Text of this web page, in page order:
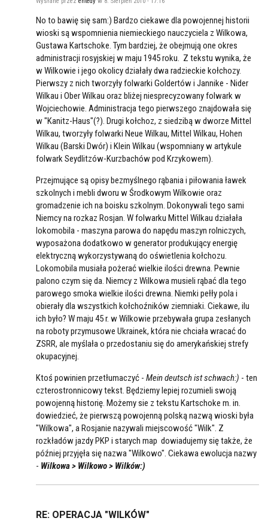
No to bawię się sam:) Bardzo ciekawe dla powojennej historii
wioski są wspomnienia niemieckiego nauczyciela z Wilkowa,
Gustawa Kartschoke. Tym bardziej, że obejmują one okres
administracji rosyjskiej w maju 1945 roku. Z tekstu wynika, że
w Wilkowie i jego okolicy działały dwa radzieckie kołchozy.
Pierwszy z nich tworzyły folwarki Goldertów i Jannike - Nider
Wilkau i Ober Wilkau oraz bliżej niesprecyzowany folwark w
Wojciechowie. Administracja tego pierwszego znajdowała się
w "Kanitz-Haus"(?). Drugi kołchoz, z siedzibą w dworze Mittel
Wilkau, tworzyły folwarki Neue Wilkau, Mittel Wilkau, Hohen
Wilkau (Barski Dwór) i Klein Wilkau (wspomniany w artykule
folwark Seydlitzów-Kurzbachów pod Krzykowem).
Przejmujące są opisy bezmyślnego rąbania i piłowania ławek
szkolnych i mebli dworu w Środkowym Wilkowie oraz
gromadzenie ich na boisku szkolnym. Dokonywali tego sami
Niemcy na rozkaz Rosjan. W folwarku Mittel Wilkau działała
lokomobila - maszyna parowa do napędu maszyn rolniczych,
wyposażona dodatkowo w generator produkujący energię
elektryczną wykorzystywaną do oświetlenia kołchozu.
Lokomobila musiała pożerać wielkie ilości drewna. Pewnie
palono czym się da. Niemcy z Wilkowa musieli rąbać dla tego
parowego smoka wielkie ilości drewna. Niemki pełły pola i
obierały dla wszystkich kołchoźników ziemniaki. Ciekawe, ilu
ich było? W maju 45 r. w Wilkowie przebywała grupa zesłanych
na roboty przymusowe Ukrainek, która nie chciała wracać do
ZSRR, ale myślała o przedostaniu się do amerykańskiej strefy
okupacyjnej.
Ktoś powinien przetłumaczyć - Mein deutsch ist schwach:) - ten
czterostronnicowy tekst. Będziemy lepiej rozumieli swoją
powojenną historię. Możemy sie z tekstu Kartschoke m. in.
dowiedzieć, że pierwszą powojenną polską nazwą wioski była
"Wilkowa", a Rosjanie nazywali miejscowość "Wilk". Z
rozkładów jazdy PKP i starych map dowiadujemy się także, że
później przyjęła się nazwa "Wilkowo". Ciekawa ewolucja nazwy
- Wilkowa > Wilkowo > Wilków:)
RE: OPERACJA "WILKÓW"